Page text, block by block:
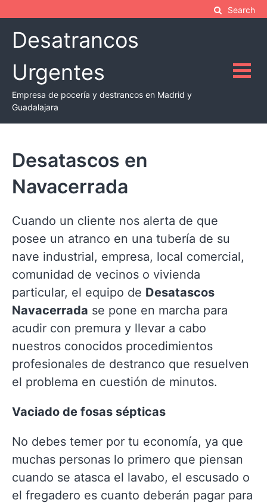
content
Search
Desatrancos
Urgentes
Empresa de pocería y destrancos en Madrid y
Guadalajara
Desatascos en
Navacerrada
Cuando un cliente nos alerta de que
posee un atranco en una tubería de su
nave industrial, empresa, local comercial,
comunidad de vecinos o vivienda
particular, el equipo de Desatascos
Navacerrada se pone en marcha para
acudir con premura y llevar a cabo
nuestros conocidos procedimientos
profesionales de destranco que resuelven
el problema en cuestión de minutos.
Vaciado de fosas sépticas
No debes temer por tu economía, ya que
muchas personas lo primero que piensan
cuando se atasca el lavabo, el escusado o
el fregadero es cuanto deberán pagar para